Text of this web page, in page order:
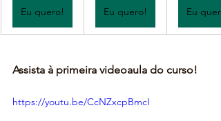
Eu quero! Eu quero! Eu
Assista à primeira videoaula do curso!
https://youtu.be/CcNZxcpBmcI